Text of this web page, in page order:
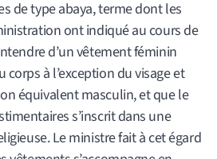
de type abaya, terme dont les
ont indiqué au cours de
d’un vêtement féminin
corps à l’exception du visage et
équivalent masculin, et que le
s’inscrit dans une
Le ministre fait à cet égard